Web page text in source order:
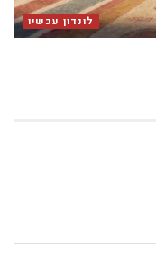
לונדון עכשיו